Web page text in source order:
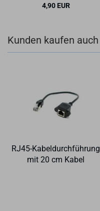
4,90 EUR
Kunden kaufen auch
RJ45-​Ka­bel­durch­füh­rung
mit 20 cm Kabel